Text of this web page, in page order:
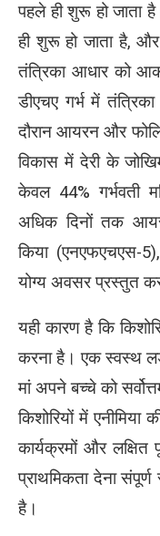
पहले ही शुरू हो जाता
ही शुरू हो जाता है,
तंत्रिका आधार को
डीएचए गर्भ में
दौरान आयरन और
विकास में देरी के
केवल 44% गर्भवती
अधिक दिनों तक
किया (एनएफएचएस-
योग्य अवसर प्रस्तुत
यही कारण है कि
करना है। एक स्वस्थ
मां अपने बच्चे को
किशोरियों में
कार्यक्रमों और
प्राथमिकता देना
है।